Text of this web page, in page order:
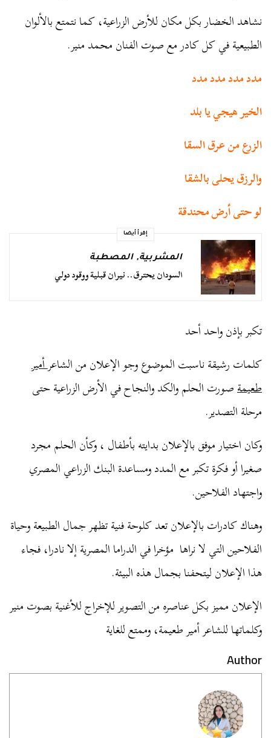
نشاهد الخضار بكل مكان للأرض الزراعية، كما نتمتع بالألوان
الطبيعية في كل كادر مع صوت الفنان محمد منير.
مدد مدد مدد مدد
الخير هيجي يا بلد
الزرع من عرق السقا
والرزق يحلى بالشقا
لو حتى أرض محندقة
إقرأ أيضا
المشربية,المصطبة
السودان يحترق.. نيران قبلية ووقود دولي
تكبر بإذن واحد أحد
كلمات رشيقة ناسبت الموضوع وجو الإعلان من الشاعرأمير
طعيمةصورت الحلم والكد والنجاح في الأرض الزراعية حتى
مرحلة التصدير.
وكان اختيار موفق بالإعلان بدايته بأطفال ، وكأن الحلم مجرد
صغيرا أو فكرة تكبر مع المدد ومساعدة البنك الزراعي المصري
واجتهاد الفلاحين.
وهناك كادرات بالإعلان تعد كلوحة فنية تظهر جمال الطبيعة وحياة
الفلاحين التي لا نراها مؤخرا في الدراما المصرية إلا نادرا، فجاء
هذا الإعلان ليتحفنا بجمال هذه البيئة.
الإعلان مميز بكل عناصره من التصوير للإخراج للأغنية بصوت منير
وكلماتها للشاعر أمير طعيمة، وممتع للغاية
Author